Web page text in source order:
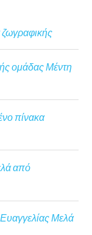
ομάδας Μέντη
πίνακα
από
Μελά